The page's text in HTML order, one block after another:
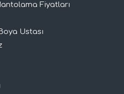
Fiyatları
Ustası